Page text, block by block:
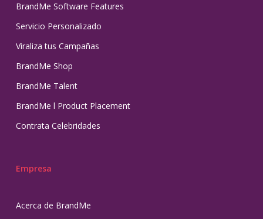
BrandMe Software Features
Servicio Personalizado
Viraliza tus Campañas
BrandMe Shop
BrandMe Talent
BrandMe l Product Placement
Contrata Celebridades
Empresa
Acerca de BrandMe